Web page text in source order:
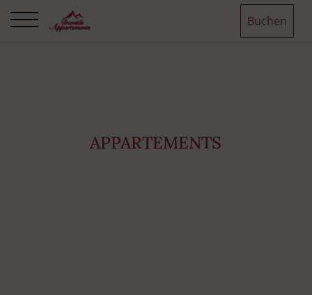
Buchen
APPARTEMENTS